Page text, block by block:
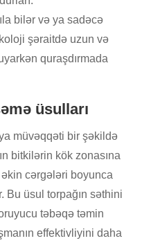
bilər və ya sadəcə
şəraitdə uzun və
quraşdırmada
üsulları
müvəqqəti bir şəkildə
bitkilərin kök zonasına
əkin cərgələri boyunca
Bu üsul torpağın səthini
təbəqə təmin
effektivliyini daha